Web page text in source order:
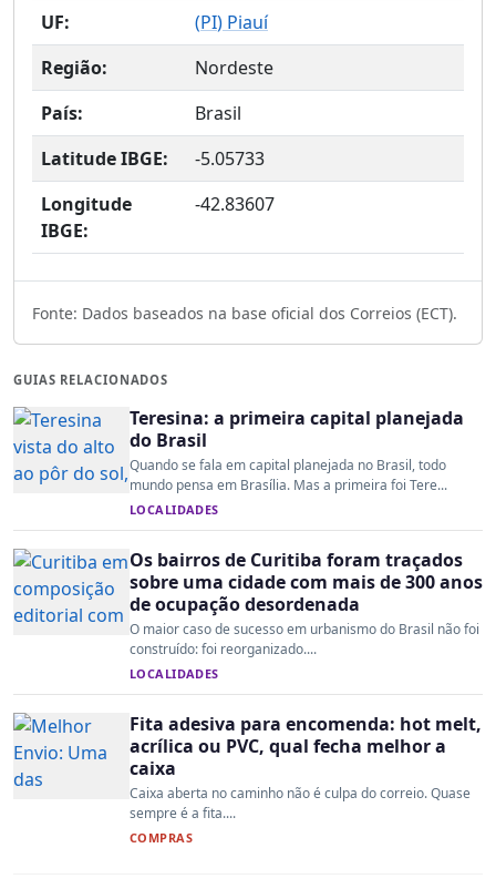
UF: (PI) Piauí
Região:
Nordeste
País:
Brasil
Latitude IBGE:
-5.05733
Longitude
IBGE:
-42.83607
Fonte: Dados baseados na base oficial dos Correios (ECT).
GUIAS RELACIONADOS
Teresina: a primeira capital planejada
do Brasil
Quando se fala em capital planejada no Brasil, todo
mundo pensa em Brasília. Mas a primeira foi Tere...
LOCALIDADES
Os bairros de Curitiba foram traçados
sobre uma cidade com mais de 300 anos
de ocupação desordenada
O maior caso de sucesso em urbanismo do Brasil não foi
construído: foi reorganizado....
LOCALIDADES
Fita adesiva para encomenda: hot melt,
acrílica ou PVC, qual fecha melhor a
caixa
Caixa aberta no caminho não é culpa do correio. Quase
sempre é a fita....
COMPRAS